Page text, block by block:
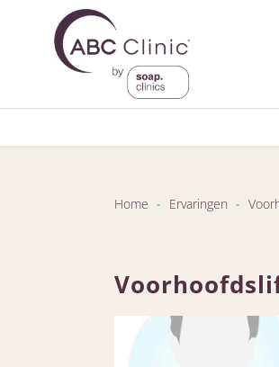
Home - Ervaringen -